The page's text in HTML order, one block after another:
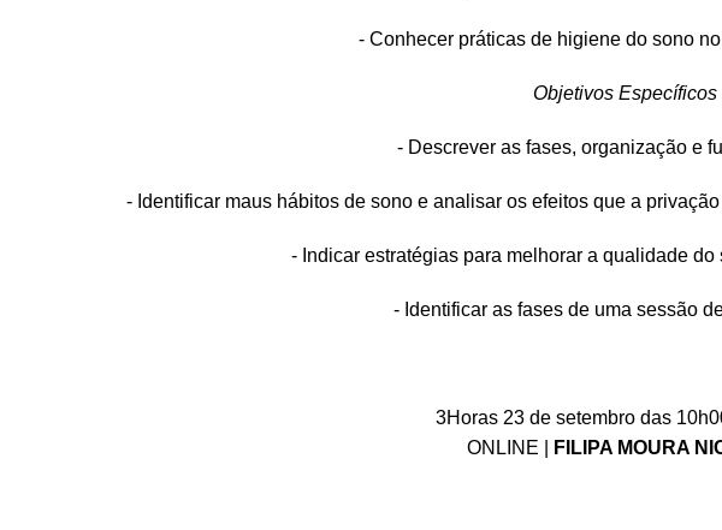
- Conhecer práticas de higiene do sono
Objetivos Específicos
- Descrever as fases, organização e
- Identificar maus hábitos de sono e analisar os efeitos que a
- Indicar estratégias para melhorar a qualidade
- Identificar as fases de uma sessão
3Horas 23 de setembro das
ONLINE |
FILIPA MOURA